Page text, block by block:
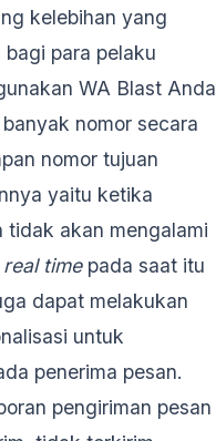
kelebihan yang
para pelaku
WA Blast Anda
nomor secara
nomor tujuan
yaitu ketika
tidak akan mengalami
real timepada saat itu
dapat melakukan
untuk
penerima pesan.
pengiriman pesan